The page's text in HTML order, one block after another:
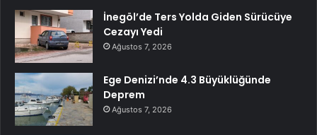
İnegöl’de Ters Yolda Giden Sürücüye
Cezayı Yedi
Ağustos 7, 2026
Ege Denizi’nde 4.3 Büyüklüğünde
Deprem
Ağustos 7, 2026